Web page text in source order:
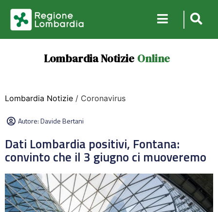
Lombardia Notizie Online
Lombardia Notizie / Coronavirus
Autore:Davide Bertani
Dati Lombardia positivi, Fontana:
convinto che il 3 giugno ci muoveremo